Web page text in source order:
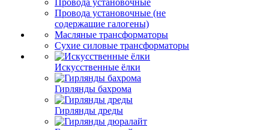
Провода установочные
Провода установочные (не
содержащие галогены)
Масляные трансформаторы
Сухие силовые трансформаторы
Искусственные ёлки
Гирлянды бахрома
Гирлянды дреды